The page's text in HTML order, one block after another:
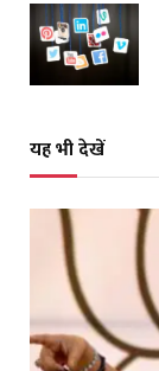
यह भी देखें